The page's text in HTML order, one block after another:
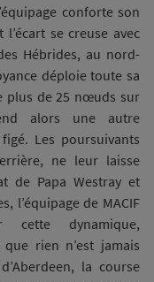
conforte son
l’écart se creuse avec
Hébrides, au nord-
déploie toute sa
plus de 25 nœuds sur
alors une autre
Les poursuivants
ne leur laisse
de Papa Westray et
l’équipage de MACIF
cette dynamique,
rien n’est jamais
la course